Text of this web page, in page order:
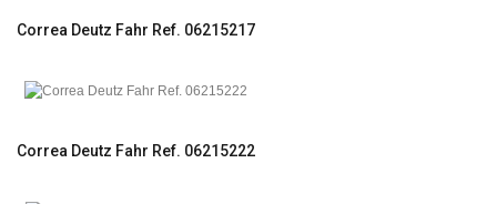
Correa Deutz Fahr Ref. 06215217
Correa Deutz Fahr Ref. 06215222